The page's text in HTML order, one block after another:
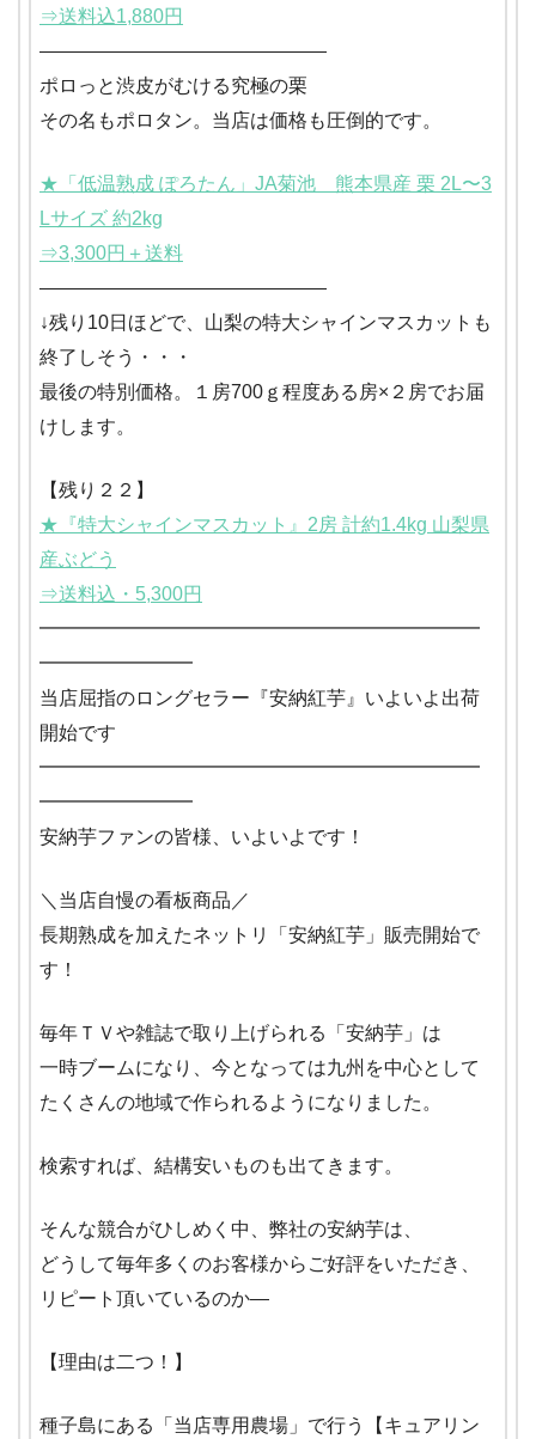
⇒送料込1,880円
―――――――――――――――
ポロっと渋皮がむける究極の栗
その名もポロタン。当店は価格も圧倒的です。
★「低温熟成 ぽろたん」JA菊池 熊本県産 栗 2L〜3
Lサイズ 約2kg
⇒3,300円＋送料
―――――――――――――――
↓残り10日ほどで、山梨の特大シャインマスカットも
終了しそう・・・
最後の特別価格。１房700ｇ程度ある房×２房でお届
けします。
【残り２２】
★『特大シャインマスカット』2房 計約1.4kg 山梨県
産ぶどう
⇒送料込・5,300円
━━━━━━━━━━━━━━━━━━━━━━━
━━━━━━━━
当店屈指のロングセラー『安納紅芋』いよいよ出荷
開始です
━━━━━━━━━━━━━━━━━━━━━━━
━━━━━━━━
安納芋ファンの皆様、いよいよです！
＼当店自慢の看板商品／
長期熟成を加えたネットリ「安納紅芋」販売開始で
す！
毎年ＴＶや雑誌で取り上げられる「安納芋」は
一時ブームになり、今となっては九州を中心として
たくさんの地域で作られるようになりました。
検索すれば、結構安いものも出てきます。
そんな競合がひしめく中、弊社の安納芋は、
どうして毎年多くのお客様からご好評をいただき、
リピート頂いているのか―
【理由は二つ！】
種子島にある「当店専用農場」で行う【キュアリン